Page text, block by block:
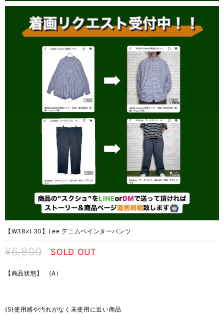
【W38×L30】Lee デニムペインターパンツ
¥6,800 SOLD OUT
【商品状態】 (A）
(S)使用感や汚れがなく未使用に近い商品